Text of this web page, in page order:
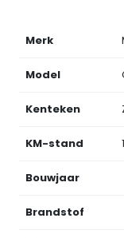
Merk
Model
Kenteken
KM-stand
Bouwjaar
Brandstof